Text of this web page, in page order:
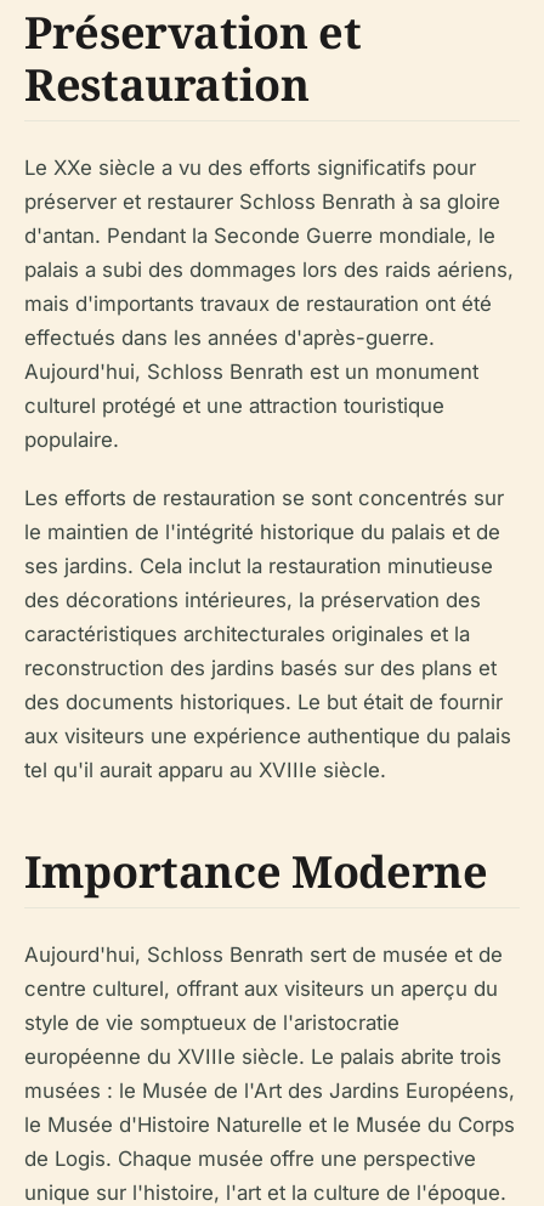
Préservation et
Restauration
Le XXe siècle a vu des efforts significatifs pour
préserver et restaurer Schloss Benrath à sa gloire
d'antan. Pendant la Seconde Guerre mondiale, le
palais a subi des dommages lors des raids aériens,
mais d'importants travaux de restauration ont été
effectués dans les années d'après-guerre.
Aujourd'hui, Schloss Benrath est un monument
culturel protégé et une attraction touristique
populaire.
Les efforts de restauration se sont concentrés sur
le maintien de l'intégrité historique du palais et de
ses jardins. Cela inclut la restauration minutieuse
des décorations intérieures, la préservation des
caractéristiques architecturales originales et la
reconstruction des jardins basés sur des plans et
des documents historiques. Le but était de fournir
aux visiteurs une expérience authentique du palais
tel qu'il aurait apparu au XVIIIe siècle.
Importance Moderne
Aujourd'hui, Schloss Benrath sert de musée et de
centre culturel, offrant aux visiteurs un aperçu du
style de vie somptueux de l'aristocratie
européenne du XVIIIe siècle. Le palais abrite trois
musées : le Musée de l'Art des Jardins Européens,
le Musée d'Histoire Naturelle et le Musée du Corps
de Logis. Chaque musée offre une perspective
unique sur l'histoire, l'art et la culture de l'époque.